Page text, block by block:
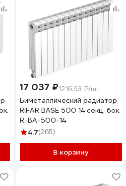
17 037 ₽1216.93 ₽/шт
Биметаллический радиатор
RIFAR BASE 500 14 секц. бок.
R-BA-500-14
4.7(265)
В корзину